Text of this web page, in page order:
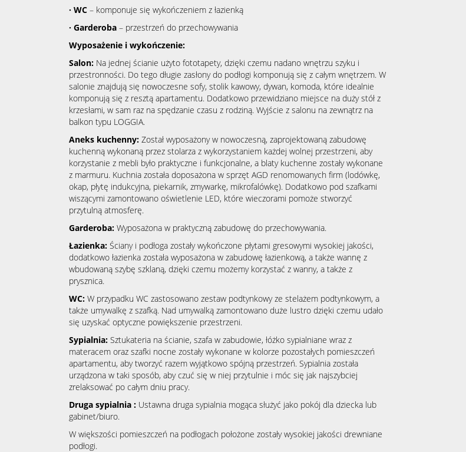
· WC – komponuje się wykończeniem z łazienką
· Garderoba – przestrzeń do przechowywania
Wyposażenie i wykończenie:
Salon: Na jednej ścianie użyto fototapety, dzięki czemu nadano wnętrzu szyku i
przestronności. Do tego długie zasłony do podłogi komponują się z całym wnętrzem. W
salonie znajdują się nowoczesne sofy, stolik kawowy, dywan, komoda, które idealnie
komponują się z resztą apartamentu. Dodatkowo przewidziano miejsce na duży stół z
krzesłami, w sam raz na spędzanie czasu z rodziną. Wyjście z salonu na zewnątrz na
balkon typu LOGGIA.
Aneks kuchenny: Został wyposażony w nowoczesną, zaprojektowaną zabudowę
kuchenną wykonaną przez stolarza z wykorzystaniem każdej wolnej przestrzeni, aby
korzystanie z mebli było praktyczne i funkcjonalne, a blaty kuchenne zostały wykonane
z marmuru. Kuchnia została doposażona w sprzęt AGD renomowanych firm (lodówkę,
okap, płytę indukcyjna, piekarnik, zmywarkę, mikrofalówkę). Dodatkowo pod szafkami
wiszącymi zamontowano oświetlenie LED, które wieczorami pomoże stworzyć
przytulną atmosferę.
Garderoba: Wyposażona w praktyczną zabudowę do przechowywania.
Łazienka: Ściany i podłoga zostały wykończone płytami gresowymi wysokiej jakości,
dodatkowo łazienka została wyposażona w zabudowę łazienkową, a także wannę z
wbudowaną szybę szklaną, dzięki czemu możemy korzystać z wanny, a także z
prysznica.
WC: W przypadku WC zastosowano zestaw podtynkowy ze stelażem podtynkowym, a
także umywalkę z szafką. Nad umywalką zamontowano duże lustro dzięki czemu udało
się uzyskać optyczne powiększenie przestrzeni.
Sypialnia: Sztukateria na ścianie, szafa w zabudowie, łóżko sypialniane wraz z
materacem oraz szafki nocne zostały wykonane w kolorze pozostałych pomieszczeń
apartamentu, aby tworzyć razem wyjątkowo spójną przestrzeń. Sypialnia została
urządzona w taki sposób, aby czuć się w niej przytulnie i móc się jak najszybciej
zrelaksować po całym dniu pracy.
Druga sypialnia : Ustawna druga sypialnia mogąca służyć jako pokój dla dziecka lub
gabinet/biuro.
W większości pomieszczeń na podłogach położone zostały wysokiej jakości drewniane
podłogi.